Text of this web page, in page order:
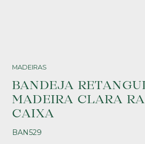
MADEIRAS
BANDEJA
MADEIRA CLARA
CAIXA
BAN529